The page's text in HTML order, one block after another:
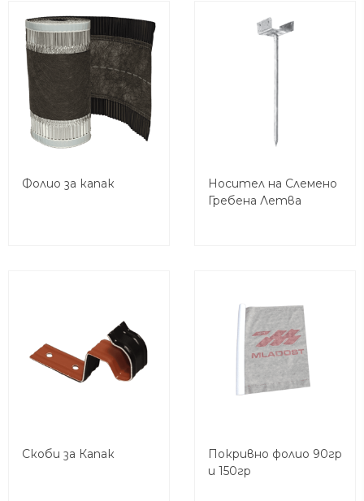
Фолио за капак
Носител на Слемено
Гребена Летва
Скоби за Капак
Покривно фолио 90гр
и 150гр